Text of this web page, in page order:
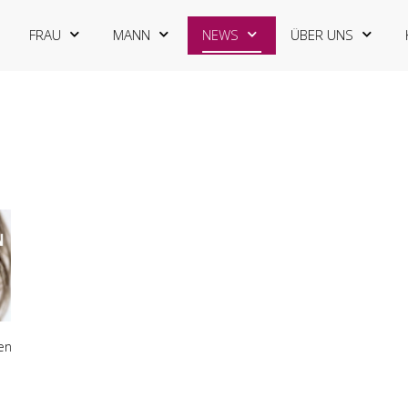
FRAU MANN NEWS ÜBER UNS